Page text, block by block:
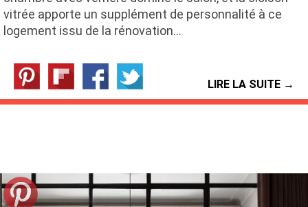
vitrée apporte un supplément de personnalité à ce
logement issu de la rénovation…
LIRE LA SUITE →